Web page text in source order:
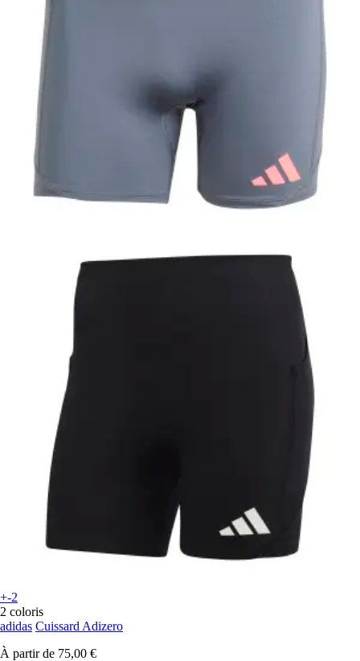
+-2
2 coloris
adidas Cuissard Adizero
À partir de 75,00 €